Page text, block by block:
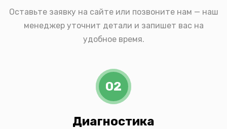
Оставьте заявку на сайте или позвоните нам — наш
менеджер уточнит детали и запишет вас на
удобное время.
02
Диагностика